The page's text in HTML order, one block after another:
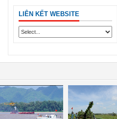
LIÊN KẾT WEBSITE